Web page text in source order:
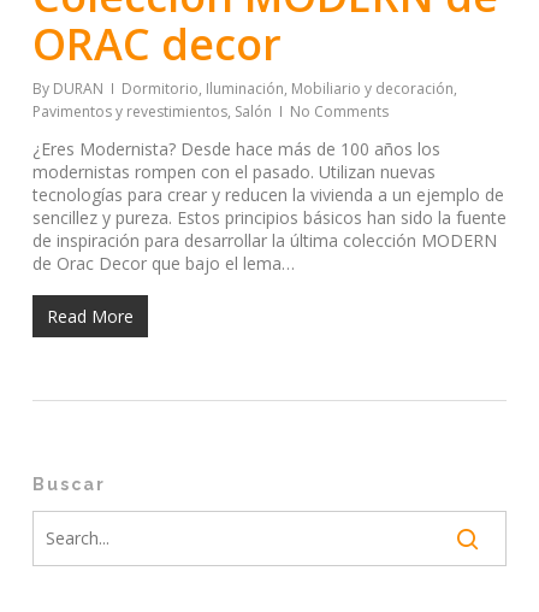
ORAC decor
By DURAN Dormitorio, Iluminación, Mobiliario y decoración,
Pavimentos y revestimientos, Salón No Comments
¿Eres Modernista? Desde hace más de 100 años los
modernistas rompen con el pasado. Utilizan nuevas
tecnologías para crear y reducen la vivienda a un ejemplo de
sencillez y pureza. Estos principios básicos han sido la fuente
de inspiración para desarrollar la última colección MODERN
de Orac Decor que bajo el lema…
Read More
Buscar